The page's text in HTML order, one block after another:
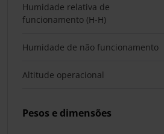
Humidade relativa de
funcionamento (H-H)
Humidade de não funcionamento
Altitude operacional
Pesos e dimensões